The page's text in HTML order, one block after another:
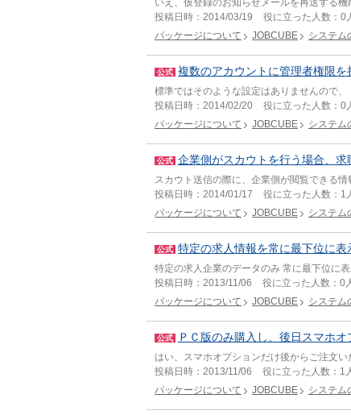
いえ、仮登録のお知らせメールを再送する機
投稿日時： 2014/03/19 役に立った人数： 0
パッケージについて
JOBCUBE システム
公式 複数のアカウントに管理者権限
標準ではそのような設定はありませんので、
投稿日時： 2014/02/20 役に立った人数： 0
パッケージについて
JOBCUBE システム
公式 企業側がスカウトを行う場合、
スカウト送信の際に、企業側が閲覧できる
投稿日時： 2014/01/17 役に立った人数： 1
パッケージについて
JOBCUBE システム
公式 特定の求人情報を常に最下位に
特定の求人企業のデータのみ 常に最下位に
投稿日時： 2013/11/06 役に立った人数： 0
パッケージについて
JOBCUBE システム
公式 ＰＣ版のみ購入し、後日スマホ
はい、スマホオプションだけ後からご注文
投稿日時： 2013/11/06 役に立った人数： 1
パッケージについて
JOBCUBE システム